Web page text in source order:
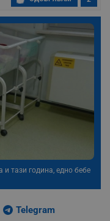
тази година, едно бебе
Telegram